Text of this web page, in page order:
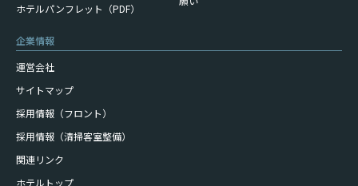
ホテルパンフレット（PDF）
企業情報
運営会社
サイトマップ
採用情報（フロント）
採用情報（清掃客室整備）
関連リンク
ホテルトップ